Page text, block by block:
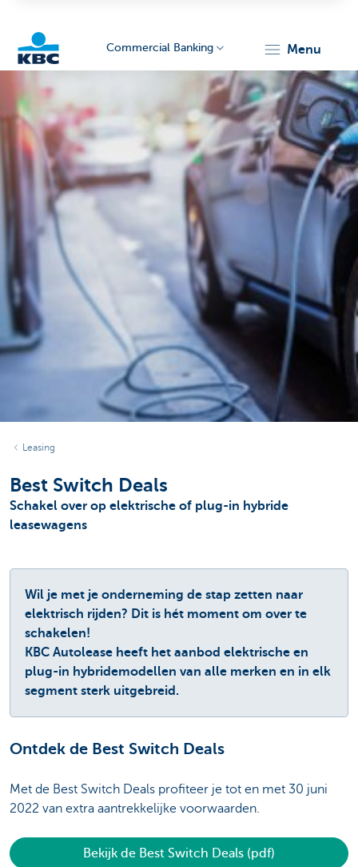
Corporate
Commercial Banking menu
Leasing
Best Switch Deals
Schakel over op elektrische of plug-in hybride
leasewagens
Wil je met je onderneming de stap zetten naar
elektrisch rijden? Dit is hét moment om over te
schakelen!
KBC Autolease heeft het aanbod elektrische en
plug-in hybridemodellen van alle merken en in elk
segment sterk uitgebreid.
Ontdek de Best Switch Deals
Met de Best Switch Deals profiteer je tot en met 30 juni
2022 van extra aantrekkelijke voorwaarden.
Bekijk de Best Switch Deals (pdf)